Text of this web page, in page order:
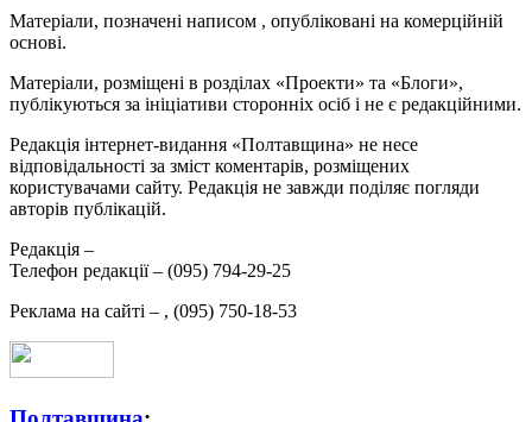
Матеріали, позначені написом , опубліковані на комерційній
основі.
Матеріали, розміщені в розділах «Проекти» та «Блоги»,
публікуються за ініціативи сторонніх осіб і не є редакційними.
Редакція інтернет-видання «Полтавщина» не несе
відповідальності за зміст коментарів, розміщених
користувачами сайту. Редакція не завжди поділяє погляди
авторів публікацій.
Редакція –
Телефон редакції – (095) 794-29-25
Реклама на сайті – , (095) 750-18-53